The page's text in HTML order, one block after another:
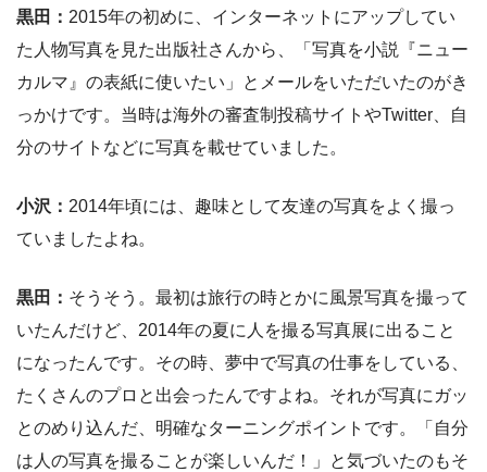
黒田： 2015年の初めに、インターネットにアップしてい
た人物写真を見た出版社さんから、「写真を小説『ニュー
カルマ』の表紙に使いたい」とメールをいただいたのがき
っかけです。当時は海外の審査制投稿サイトやTwitter、自
分のサイトなどに写真を載せていました。
小沢： 2014年頃には、趣味として友達の写真をよく撮っ
ていましたよね。
黒田： そうそう。最初は旅行の時とかに風景写真を撮って
いたんだけど、2014年の夏に人を撮る写真展に出ること
になったんです。その時、夢中で写真の仕事をしている、
たくさんのプロと出会ったんですよね。それが写真にガッ
とのめり込んだ、明確なターニングポイントです。「自分
は人の写真を撮ることが楽しいんだ！」と気づいたのもそ